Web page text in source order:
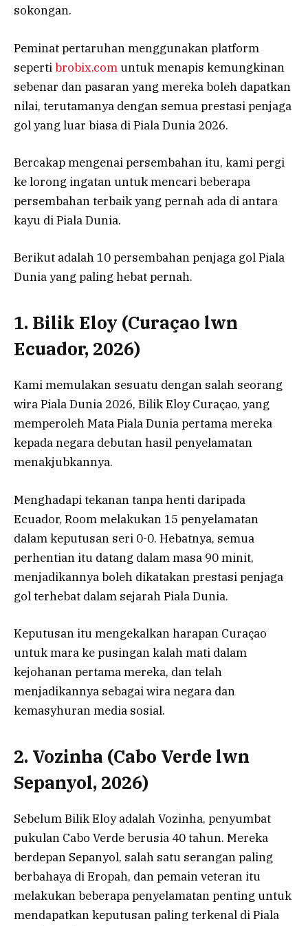
sokongan.
Peminat pertaruhan menggunakan platform
sepertibrobix.comuntuk menapis kemungkinan
sebenar dan pasaran yang mereka boleh dapatkan
nilai, terutamanya dengan semua prestasi penjaga
gol yang luar biasa di Piala Dunia 2026.
Bercakap mengenai persembahan itu, kami pergi
ke lorong ingatan untuk mencari beberapa
persembahan terbaik yang pernah ada di antara
kayu di Piala Dunia.
Berikut adalah 10 persembahan penjaga gol Piala
Dunia yang paling hebat pernah.
1. Bilik Eloy (Curaçao lwn
Ecuador, 2026)
Kami memulakan sesuatu dengan salah seorang
wira Piala Dunia 2026, Bilik Eloy Curaçao, yang
memperoleh Mata Piala Dunia pertama mereka
kepada negara debutan hasil penyelamatan
menakjubkannya.
Menghadapi tekanan tanpa henti daripada
Ecuador, Room melakukan 15 penyelamatan
dalam keputusan seri 0-0. Hebatnya, semua
perhentian itu datang dalam masa 90 minit,
menjadikannya boleh dikatakan prestasi penjaga
gol terhebat dalam sejarah Piala Dunia.
Keputusan itu mengekalkan harapan Curaçao
untuk mara ke pusingan kalah mati dalam
kejohanan pertama mereka, dan telah
menjadikannya sebagai wira negara dan
kemasyhuran media sosial.
2. Vozinha (Cabo Verde lwn
Sepanyol, 2026)
Sebelum Bilik Eloy adalah Vozinha, penyumbat
pukulan Cabo Verde berusia 40 tahun. Mereka
berdepan Sepanyol, salah satu serangan paling
berbahaya di Eropah, dan pemain veteran itu
melakukan beberapa penyelamatan penting untuk
mendapatkan keputusan paling terkenal di Piala